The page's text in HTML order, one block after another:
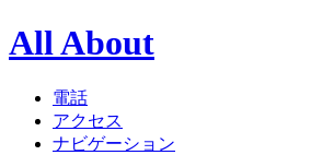
All About
電話
アクセス
ナビゲーション